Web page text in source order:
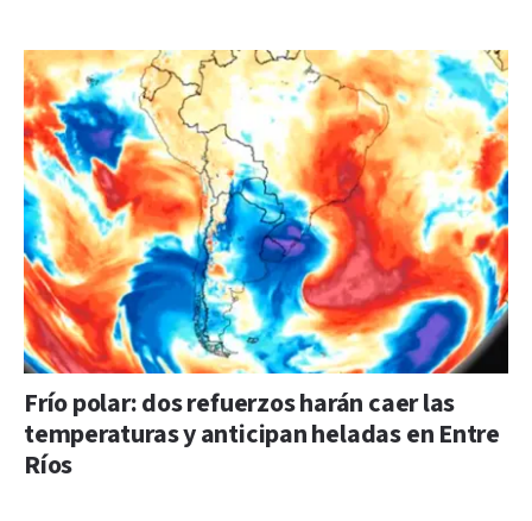
Frío polar: dos refuerzos harán caer las
temperaturas y anticipan heladas en Entre
Ríos